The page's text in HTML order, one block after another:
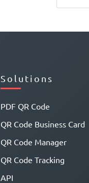
Solutions
PDF QR Code
QR Code Business Card
QR Code Manager
QR Code Tracking
API